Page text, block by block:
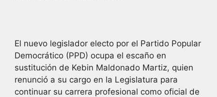
El nuevo legislador electo por el Partido Popular
Democrático (PPD) ocupa el escaño en
sustitución de Kebin Maldonado Martiz, quien
renunció a su cargo en la Legislatura para
continuar su carrera profesional como oficial de